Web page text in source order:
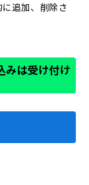
追加、削除さ
みは受け付け